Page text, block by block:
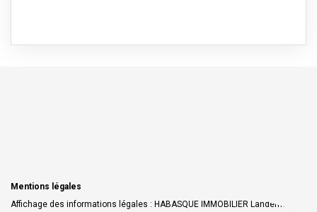
Mentions légales
Affichage des informations légales : HABASQUE IMMOBILIER Landerneau |